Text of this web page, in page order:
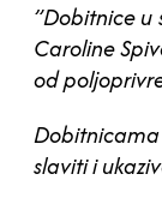
”Dobitnice u
Caroline
od
slaviti i